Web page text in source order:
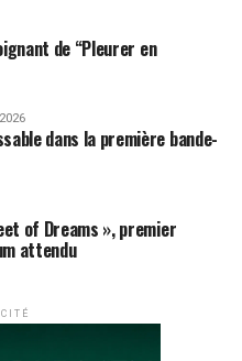
de “Pleurer en
dans la première bande-
of Dreams », premier
attendu